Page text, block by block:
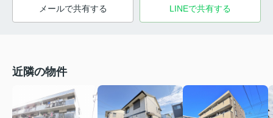
メールで共有する LINEで共有する
近隣の物件